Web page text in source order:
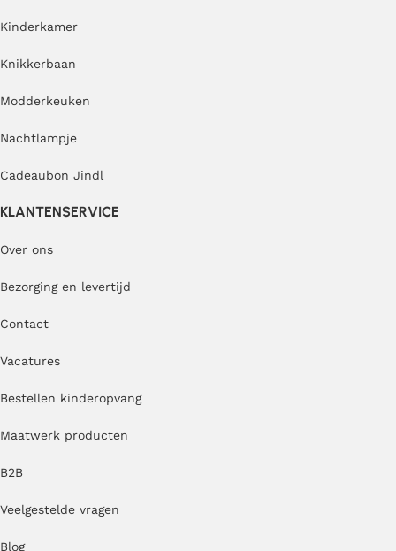
Kinderkamer
Knikkerbaan
Modderkeuken
Nachtlampje
Cadeaubon Jindl
KLANTENSERVICE
Over ons
Bezorging en levertijd
Contact
Vacatures
Bestellen kinderopvang
Maatwerk producten
B2B
Veelgestelde vragen
Blog